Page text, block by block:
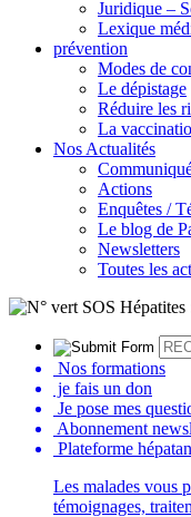
Juridique –
Lexique
prévention
Modes de
Le dépistage
Réduire les
La
Nos Actualités
Actions
Enquêtes /
Le blog de
Newsletters
Toutes les
Nos formations
je fais un don
Je pose mes
Abonnement
Plateforme
Les malades vous
témoignages,